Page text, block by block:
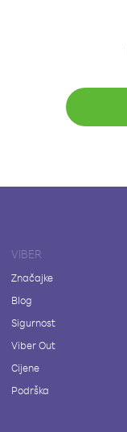
VIBER
Značajke
Blog
Sigurnost
Viber Out
Cijene
Podrška